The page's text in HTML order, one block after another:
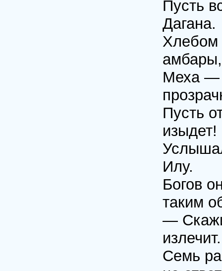
Пусть
Дагана.
Хлебом
амбары,
Меха —
Пусть
изыдет!
Илу.
Богов
таким
—
излечит.
Семь